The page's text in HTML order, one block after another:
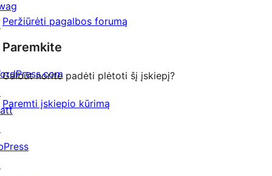
Peržiūrėti pagalbos forumą
Paremkite
Galbūt norite padėti plėtoti šį įskiepį?
Paremti įskiepio kūrimą